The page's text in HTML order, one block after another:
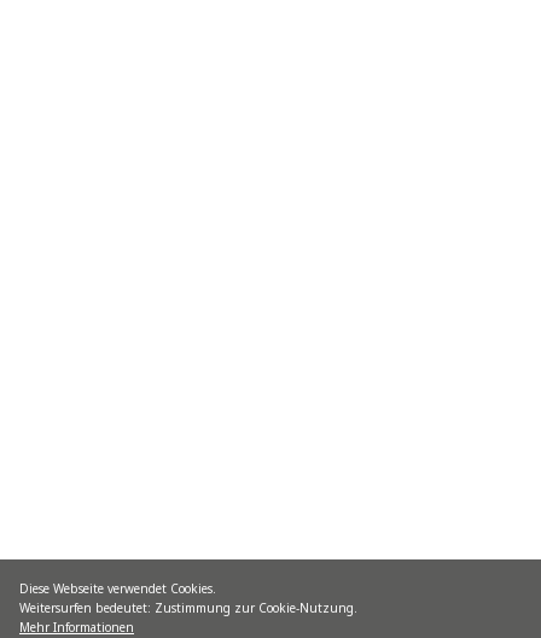
Diese Webseite verwendet Cookies.
Weitersurfen bedeutet: Zustimmung zur Cookie-Nutzung.
Mehr Informationen